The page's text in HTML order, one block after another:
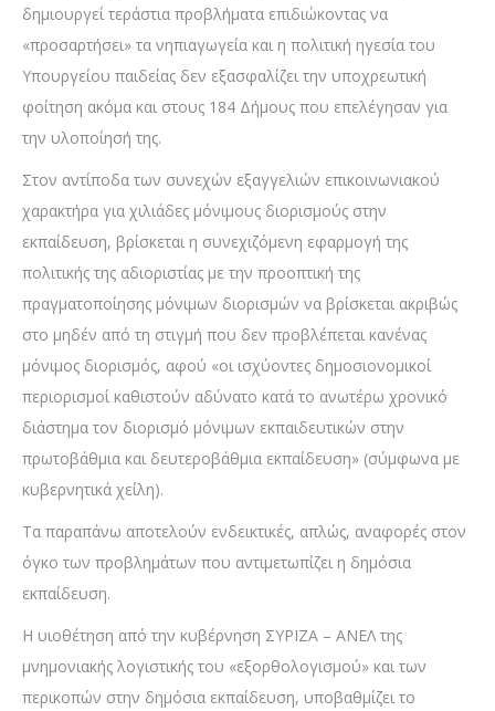
δημιουργεί τεράστια προβλήματα επιδιώκοντας να
«προσαρτήσει» τα νηπιαγωγεία και η πολιτική ηγεσία του
Υπουργείου παιδείας δεν εξασφαλίζει την υποχρεωτική
φοίτηση ακόμα και στους 184 Δήμους που επελέγησαν για
την υλοποίησή της.
Στον αντίποδα των συνεχών εξαγγελιών επικοινωνιακού
χαρακτήρα για χιλιάδες μόνιμους διορισμούς στην
εκπαίδευση, βρίσκεται η συνεχιζόμενη εφαρμογή της
πολιτικής της αδιοριστίας με την προοπτική της
πραγματοποίησης μόνιμων διορισμών να βρίσκεται ακριβώς
στο μηδέν από τη στιγμή που δεν προβλέπεται κανένας
μόνιμος διορισμός, αφού «οι ισχύοντες δημοσιονομικοί
περιορισμοί καθιστούν αδύνατο κατά το ανωτέρω χρονικό
διάστημα τον διορισμό μόνιμων εκπαιδευτικών στην
πρωτοβάθμια και δευτεροβάθμια εκπαίδευση» (σύμφωνα με
κυβερνητικά χείλη).
Τα παραπάνω αποτελούν ενδεικτικές, απλώς, αναφορές στον
όγκο των προβλημάτων που αντιμετωπίζει η δημόσια
εκπαίδευση.
Η υιοθέτηση από την κυβέρνηση ΣΥΡΙΖΑ – ΑΝΕΛ της
μνημονιακής λογιστικής του «εξορθολογισμού» και των
περικοπών στην δημόσια εκπαίδευση, υποβαθμίζει το